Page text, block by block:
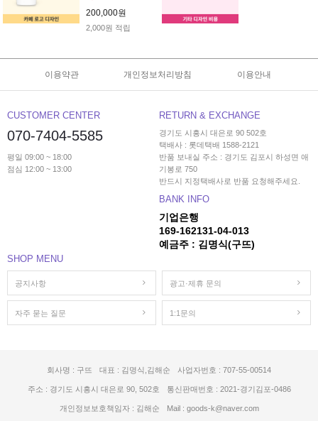
200,000원
2,000원 적립
이용약관 개인정보처리방침 이용안내
CUSTOMER CENTER
070-7404-5585
평일 09:00 ~ 18:00
점심 12:00 ~ 13:00
RETURN & EXCHANGE
경기도 시흥시 대은로 90 502호
택배사 : 롯데택배 1588-2121
반품 보내실 주소 : 경기도 김포시 하성면 애
기봉로 750
반드시 지정택배사로 반품 요청해주세요.
BANK INFO
기업은행
169-162131-04-013
예금주 : 김명식(구뜨)
SHOP MENU
공지사항 광고·제휴 문의
자주 묻는 질문 1:1문의
회사명 : 구뜨 대표 : 김명식,김해순 사업자번호 : 707-55-00514
주소 : 경기도 시흥시 대은로 90, 502호 통신판매번호 : 2021-경기김포-0486
개인정보보호책임자 : 김해순 Mail : goods-k@naver.com